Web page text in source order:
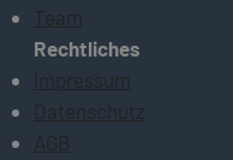
Team
Rechtliches
Impressum
Datenschutz
AGB